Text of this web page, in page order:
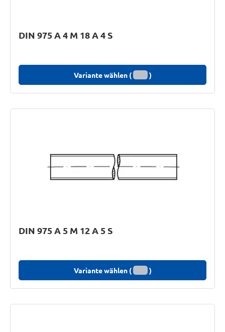
DIN 975 A 4 M 18 A 4 S
Variante wählen ( )
DIN 975 A 5 M 12 A 5 S
Variante wählen ( )